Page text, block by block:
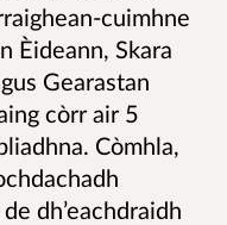
cuimhne
Èideann, Skara
Gearastan
còrr air 5
Còmhla,
dh’eachdraidh